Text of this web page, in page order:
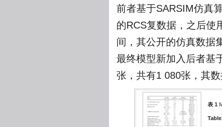
前者基于SARSIM仿真
的RCS复数据，之后使
间，其公开的仿真数据
最终模型新加入后者基
张，共有1 080张，其
表 1